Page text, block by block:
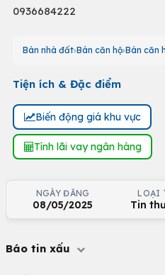
0936684222
Bán nhà đất Bán căn hộ Bán căn
Tiện ích & Đặc điểm
Biến động giá khu vực
Tính lãi vay ngân hàng
NGÀY ĐĂNG
08/05/2025
LOẠI
Tin
Báo tin xấu